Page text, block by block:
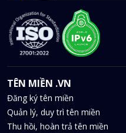
TÊN MIỀN .VN
Đăng ký tên miền
Quản lý, duy trì tên miền
Thu hồi, hoàn trả tên miền